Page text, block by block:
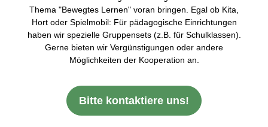
Thema "Bewegtes Lernen" voran bringen. Egal ob Kita,
Hort oder Spielmobil: Für pädagogische Einrichtungen
haben wir spezielle Gruppensets (z.B. für Schulklassen).
Gerne bieten wir Vergünstigungen oder andere
Möglichkeiten der Kooperation an.
Bitte kontaktiere uns!